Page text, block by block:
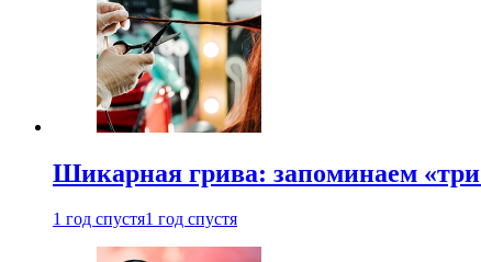
Шикарная грива: запоминаем
1 год спустя1 год спустя